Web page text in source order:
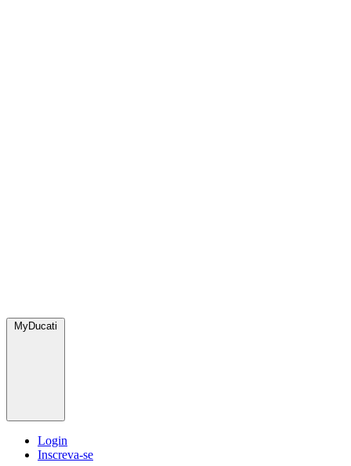
MyDucati
Login
Inscreva-se